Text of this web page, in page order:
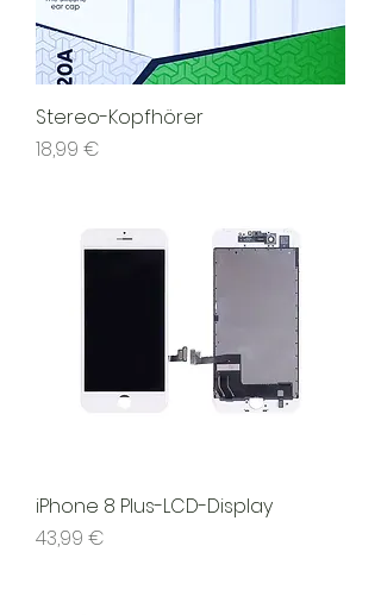
Stereo-Kopfhörer
Preis
18,99 €
iPhone 8 Plus-LCD-Display
Preis
43,99 €